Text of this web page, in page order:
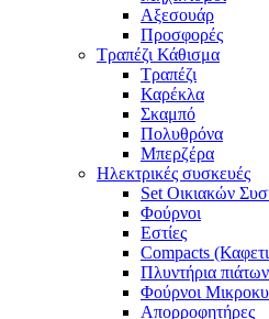
Αξεσουάρ
Προσφορές
Τραπέζι Κάθισμα
Τραπέζι
Καρέκλα
Σκαμπό
Πολυθρόνα
Μπερζέρα
Ηλεκτρικές συσκευές
Set Οικιακών
Φούρνοι
Εστίες
Compacts
Πλυντήρια πιάτων
Φούρνοι
Απορροφητήρες